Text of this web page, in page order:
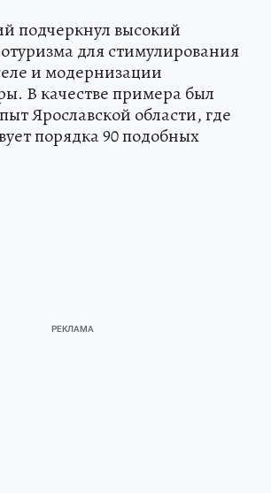
подчеркнул высокий
для стимулирования
и модернизации
В качестве примера был
Ярославской области, где
порядка 90 подобных